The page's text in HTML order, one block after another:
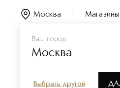
Ваш город
Москва
Выбрать другой
Москва Магазины